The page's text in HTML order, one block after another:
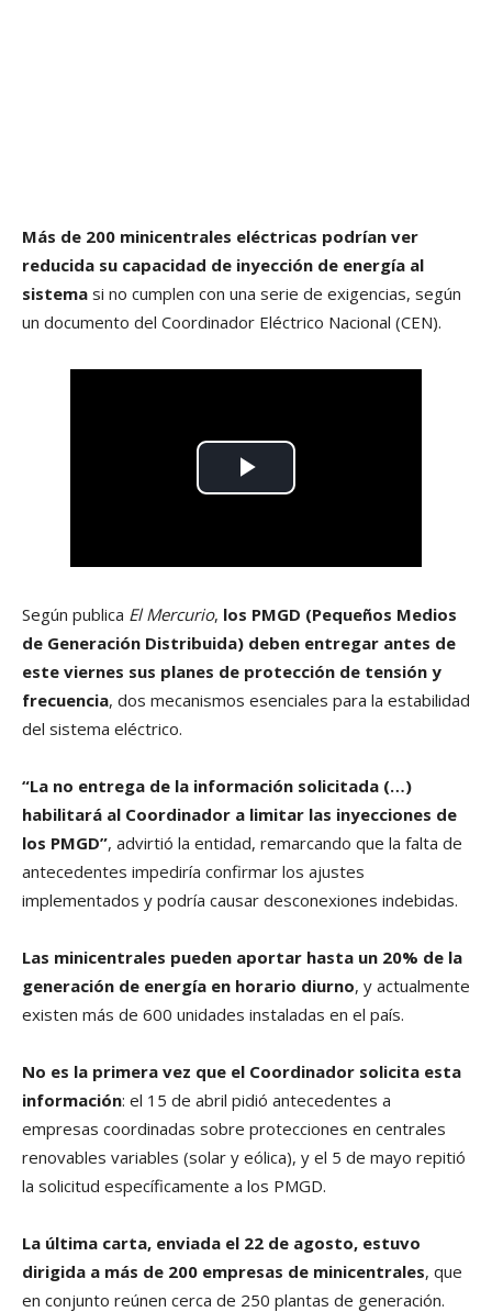
Más de 200 minicentrales eléctricas podrían ver
reducida su capacidad de inyección de energía al
sistema si no cumplen con una serie de exigencias, según
un documento del Coordinador Eléctrico Nacional (CEN).
Según publica El Mercurio, los PMGD (Pequeños Medios
de Generación Distribuida) deben entregar antes de
este viernes sus planes de protección de tensión y
frecuencia, dos mecanismos esenciales para la estabilidad
del sistema eléctrico.
“La no entrega de la información solicitada (…)
habilitará al Coordinador a limitar las inyecciones de
los PMGD”, advirtió la entidad, remarcando que la falta de
antecedentes impediría confirmar los ajustes
implementados y podría causar desconexiones indebidas.
Las minicentrales pueden aportar hasta un 20% de la
generación de energía en horario diurno, y actualmente
existen más de 600 unidades instaladas en el país.
No es la primera vez que el Coordinador solicita esta
información: el 15 de abril pidió antecedentes a
empresas coordinadas sobre protecciones en centrales
renovables variables (solar y eólica), y el 5 de mayo repitió
la solicitud específicamente a los PMGD.
La última carta, enviada el 22 de agosto, estuvo
dirigida a más de 200 empresas de minicentrales, que
en conjunto reúnen cerca de 250 plantas de generación.